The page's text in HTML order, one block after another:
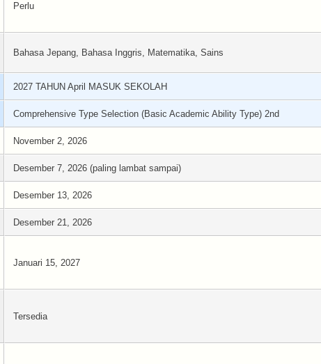
Perlu
Bahasa Jepang, Bahasa Inggris, Matematika, Sains
2027 TAHUN April MASUK SEKOLAH
Comprehensive Type Selection (Basic Academic Ability Type) 2nd
November 2, 2026
Desember 7, 2026 (paling lambat sampai)
Desember 13, 2026
Desember 21, 2026
Januari 15, 2027
Tersedia